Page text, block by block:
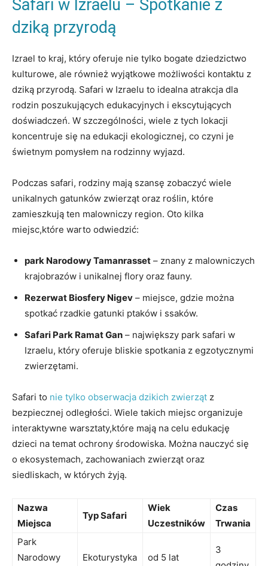
Safari w Izraelu – Spotkanie z
dziką przyrodą
Izrael to kraj, który oferuje nie tylko bogate dziedzictwo
kulturowe, ale również wyjątkowe możliwości kontaktu z
dziką przyrodą. Safari w Izraelu to idealna atrakcja dla
rodzin poszukujących edukacyjnych i ekscytujących
doświadczeń. W szczególności, wiele z tych lokacji
koncentruje się na edukacji ekologicznej, co czyni je
świetnym pomysłem na rodzinny wyjazd.
Podczas safari, rodziny mają szansę zobaczyć wiele
unikalnych gatunków zwierząt oraz roślin, które
zamieszkują ten malowniczy region. Oto kilka
miejsc,które warto odwiedzić:
park Narodowy Tamanrasset – znany z malowniczych
krajobrazów i unikalnej flory oraz fauny.
Rezerwat Biosfery Nigev – miejsce, gdzie można
spotkać rzadkie gatunki ptaków i ssaków.
Safari Park Ramat Gan – największy park safari w
Izraelu, który oferuje bliskie spotkania z egzotycznymi
zwierzętami.
Safari to nie tylko obserwacja dzikich zwierząt z
bezpiecznej odległości. Wiele takich miejsc organizuje
interaktywne warsztaty,które mają na celu edukację
dzieci na temat ochrony środowiska. Można nauczyć się
o ekosystemach, zachowaniach zwierząt oraz
siedliskach, w których żyją.
Nazwa
Miejsca
Typ Safari
Wiek
Uczestników
Czas
Trwania
Park
Narodowy
Ekoturystyka od 5 lat
3